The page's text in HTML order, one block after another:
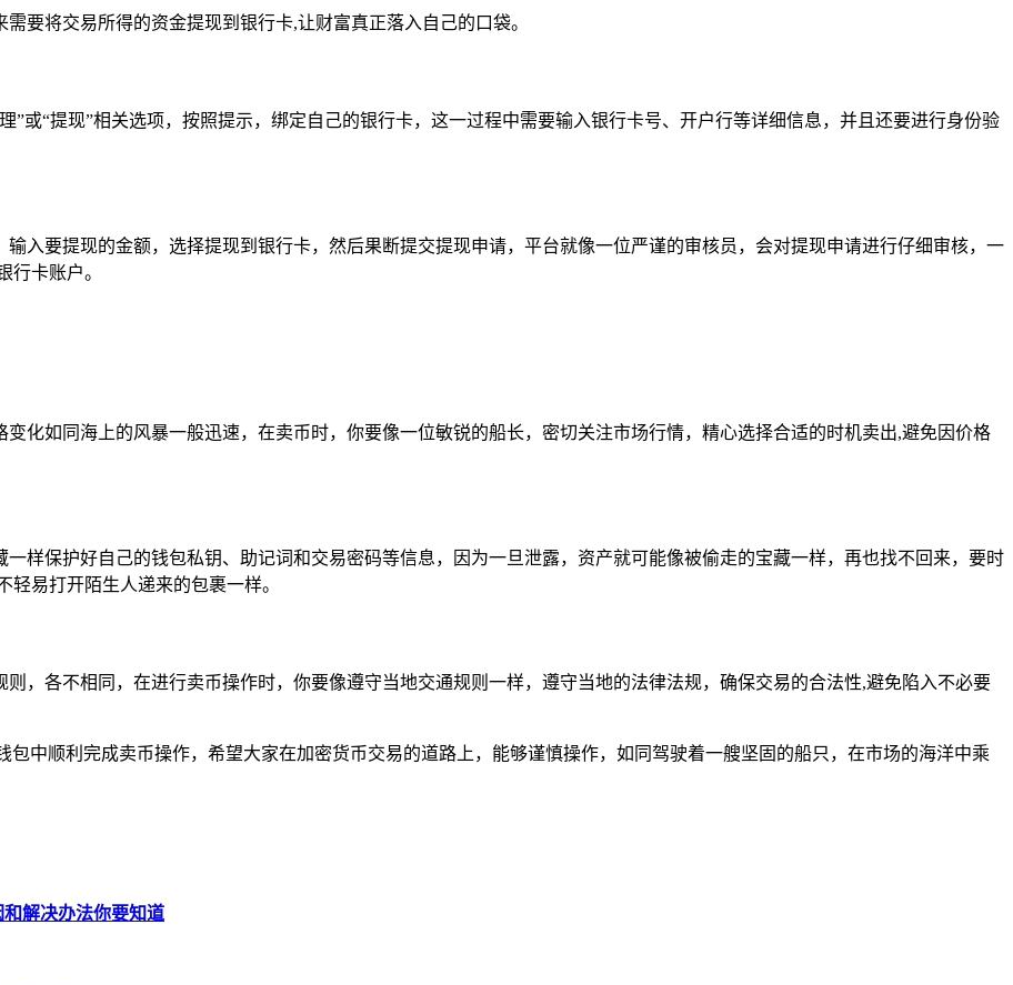
要将交易所得的资金提现到银行卡,让财富真正落入自己的口袋。
”或“提现”相关选项，按照提示，绑定自己的银行卡，这一过程中需要输入银行卡号、开户行等详细信息，并且还要进行身份验
入要提现的金额，选择提现到银行卡，然后果断提交提现申请，平台就像一位严谨的审核员，会对提现申请进行仔细审核，一
行卡账户。
化如同海上的风暴一般迅速，在卖币时，你要像一位敏锐的船长，密切关注市场行情，精心选择合适的时机卖出,避免因价格
样保护好自己的钱包私钥、助记词和交易密码等信息，因为一旦泄露，资产就可能像被偷走的宝藏一样，再也找不回来，要时
易打开陌生人递来的包裹一样。
，各不相同，在进行卖币操作时，你要像遵守当地交通规则一样，遵守当地的法律法规，确保交易的合法性,避免陷入不必要
中顺利完成卖币操作，希望大家在加密货币交易的道路上，能够谨慎操作，如同驾驶着一艘坚固的船只，在市场的海洋中乘
解决办法你要知道